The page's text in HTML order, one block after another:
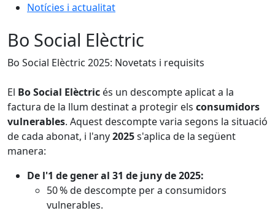
Notícies i actualitat
Bo Social Elèctric
Bo Social Elèctric 2025: Novetats i requisits
El Bo Social Elèctric és un descompte aplicat a la
factura de la llum destinat a protegir els consumidors
vulnerables. Aquest descompte varia segons la situació
de cada abonat, i l'any2025s'aplica de la següent
manera:
De l'1 de gener al 31 de juny de 2025:
50 % de descompte per a consumidors
vulnerables.